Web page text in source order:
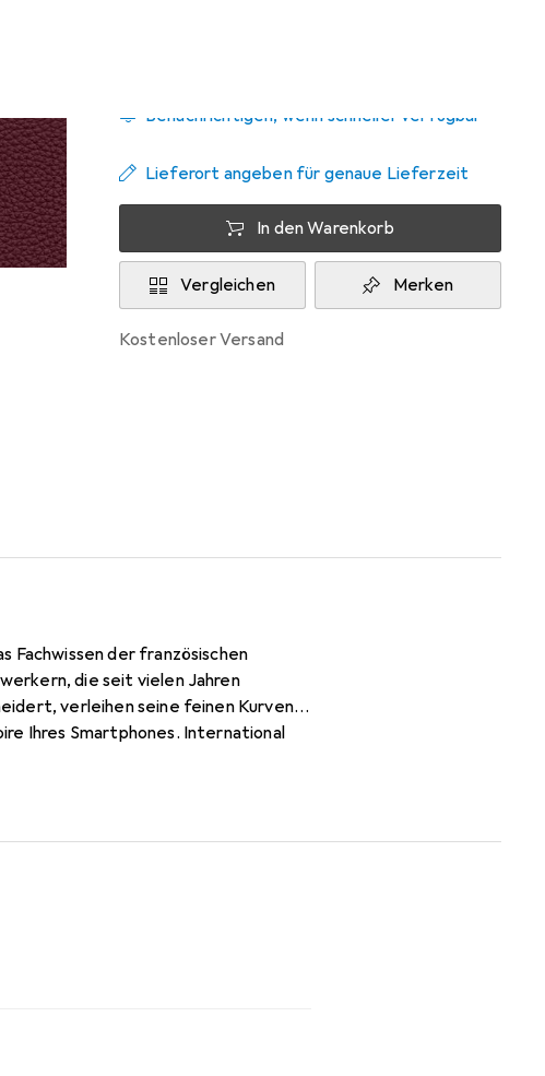
Benachrichtigen, wenn schneller verfügbar
Lieferort angeben für genaue Lieferzeit
In den Warenkorb
Vergleichen Merken
kostenloser Versand
Fachwissen der französischen
die seit vielen Jahren
verleihen seine feinen Kurven
Ihres Smartphones. International